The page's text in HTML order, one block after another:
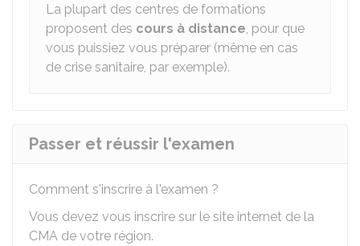
La plupart des centres de formations
proposent des cours à distance, pour que
vous puissiez vous préparer (même en cas
de crise sanitaire, par exemple).
Passer et réussir l'examen
Comment s'inscrire à l'examen ?
Vous devez vous inscrire sur le site internet de la
CMA de votre région.